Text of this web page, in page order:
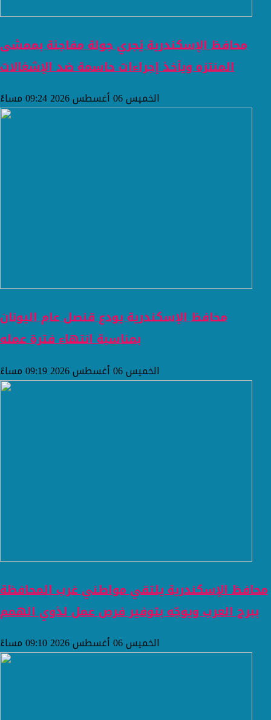
محافظ الإسكندرية يُجري جولة مفاجئة بممشى
المنتزه ويأخذ إجراءات حاسمة ضد الإشغالات
الخميس 06 أغسطس 2026 09:24 مساءً
محافظ الإسكندرية يودع قنصل عام اليونان
بمناسبة انتهاء فترة عمله
الخميس 06 أغسطس 2026 09:19 مساءً
محافظ الإسكندرية يلتقي مواطني غرب المحافظة
ببرج العرب ويوجّه بتوفير فرص عمل لذوي الهمم
الخميس 06 أغسطس 2026 09:10 مساءً